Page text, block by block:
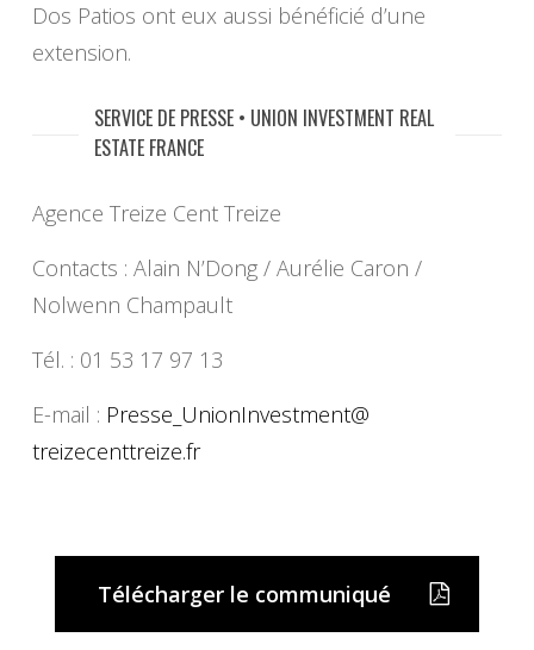
Dos Patios ont eux aussi bénéficié d’une
extension.
SERVICE DE PRESSE • UNION INVESTMENT REAL
ESTATE FRANCE
Agence Treize Cent Treize
Contacts : Alain N’Dong / Aurélie Caron /
Nolwenn Champault
Tél. : 01 53 17 97 13
E-mail : Presse_UnionInvestment@
treizecenttreize.fr
Télécharger le communiqué